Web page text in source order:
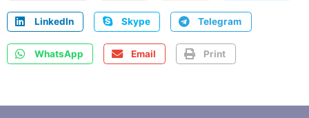
LinkedIn Skype Telegram
WhatsApp Email Print